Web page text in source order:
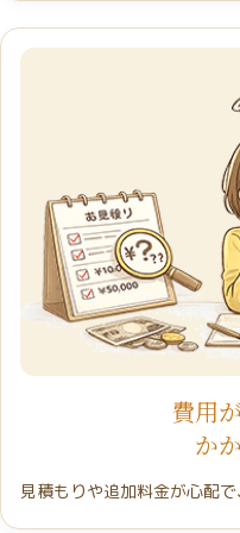
費用
か
見積もりや追加料金が心配